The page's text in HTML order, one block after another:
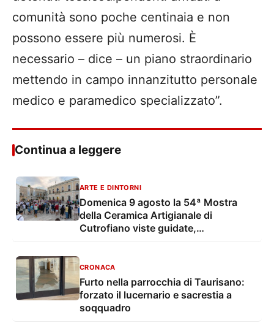
comunità sono poche centinaia e non
possono essere più numerosi. È
necessario – dice – un piano straordinario
mettendo in campo innanzitutto personale
medico e paramedico specializzato”.
Continua a leggere
ARTE E DINTORNI
Domenica 9 agosto la 54ª Mostra
della Ceramica Artigianale di
Cutrofiano viste guidate,
CRONACA
Furto nella parrocchia di Taurisano:
forzato il lucernario e sacrestia a
soqquadro